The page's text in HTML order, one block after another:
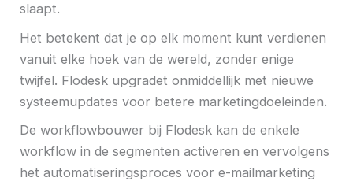
slaapt.
Het betekent dat je op elk moment kunt verdienen
vanuit elke hoek van de wereld, zonder enige
twijfel. Flodesk upgradet onmiddellijk met nieuwe
systeemupdates voor betere marketingdoeleinden.
De workflowbouwer bij Flodesk kan de enkele
workflow in de segmenten activeren en vervolgens
het automatiseringsproces voor e-mailmarketing